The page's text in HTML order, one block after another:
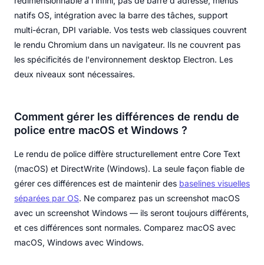
natifs OS, intégration avec la barre des tâches, support
multi-écran, DPI variable. Vos tests web classiques couvrent
le rendu Chromium dans un navigateur. Ils ne couvrent pas
les spécificités de l'environnement desktop Electron. Les
deux niveaux sont nécessaires.
Comment gérer les différences de rendu de
police entre macOS et Windows ?
Le rendu de police diffère structurellement entre Core Text
(macOS) et DirectWrite (Windows). La seule façon fiable de
gérer ces différences est de maintenir des baselines visuelles
séparées par OS. Ne comparez pas un screenshot macOS
avec un screenshot Windows — ils seront toujours différents,
et ces différences sont normales. Comparez macOS avec
macOS, Windows avec Windows.